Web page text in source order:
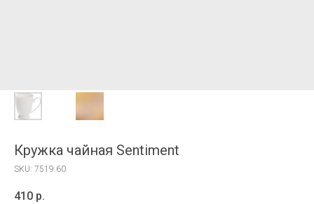
Кружка чайная Sentiment
SKU: 7519.60
410 р.